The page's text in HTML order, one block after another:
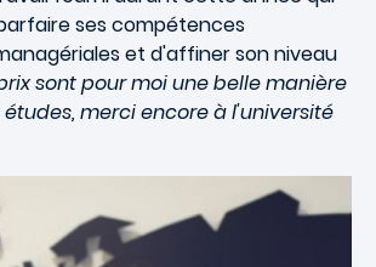
ses compétences
et d'affiner son niveau
sont pour moi une belle manière
merci encore à l'université